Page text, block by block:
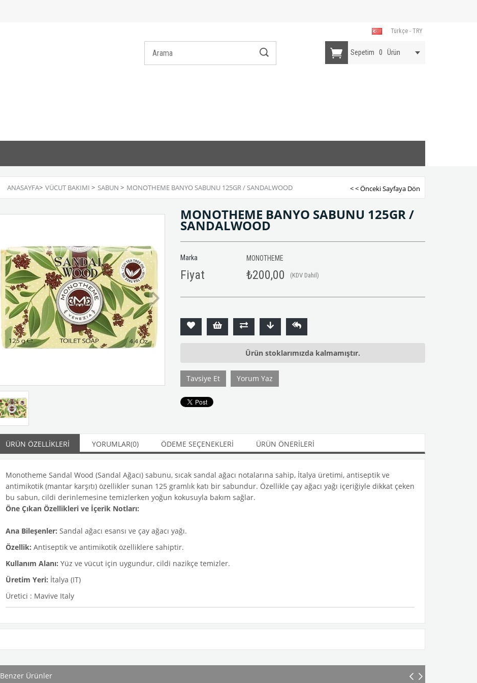
Türkçe - TRY
Sepetim 0 Ürün
ANASAYFA> VÜCUT BAKIMI > SABUN > MONOTHEME BANYO SABUNU 125GR / SANDALWOOD < < Önceki Sayfaya Dön
MONOTHEME BANYO SABUNU 125GR /
SANDALWOOD
Marka MONOTHEME
Fiyat ₺200,00 (KDV Dahil)
Ürün stoklarımızda kalmamıştır.
Tavsiye Et Yorum Yaz
ÜRÜN ÖZELLIKLERI YORUMLAR(0) ÖDEME SEÇENEKLERI ÜRÜN ÖNERILERI
Monotheme Sandal Wood (Sandal Ağacı) sabunu, sıcak sandal ağacı notalarına sahip, İtalya üretimi, antiseptik ve
antimikotik (mantar karşıtı) özellikler sunan 125 gramlık katı bir sabundur. Özellikle çay ağacı yağı içeriğiyle dikkat çeken
bu sabun, cildi derinlemesine temizlerken yoğun kokusuyla bakım sağlar.
Öne Çıkan Özellikleri ve İçerik Notları:
Ana Bileşenler: Sandal ağacı esansı ve çay ağacı yağı.
Özellik: Antiseptik ve antimikotik özelliklere sahiptir.
Kullanım Alanı: Yüz ve vücut için uygundur, cildi nazikçe temizler.
Üretim Yeri: İtalya (IT)
Üretici : Mavive Italy
Benzer Ürünler